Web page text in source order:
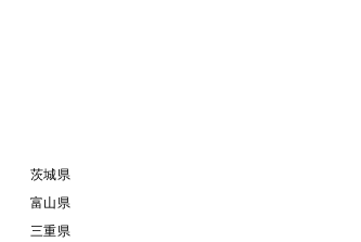
茨城県
富山県
三重県